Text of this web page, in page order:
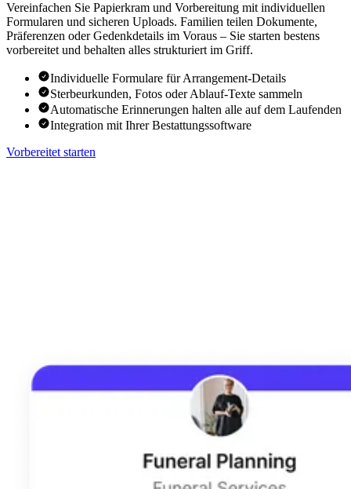
Vereinfachen Sie Papierkram und Vorbereitung mit individuellen
Formularen und sicheren Uploads. Familien teilen Dokumente,
Präferenzen oder Gedenkdetails im Voraus – Sie starten bestens
vorbereitet und behalten alles strukturiert im Griff.
Individuelle Formulare für Arrangement-Details
Sterbeurkunden, Fotos oder Ablauf-Texte sammeln
Automatische Erinnerungen halten alle auf dem Laufenden
Integration mit Ihrer Bestattungssoftware
Vorbereitet starten